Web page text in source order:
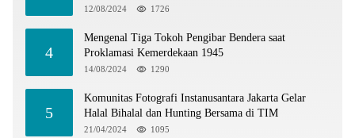
12/08/2024 1726
4
Mengenal Tiga Tokoh Pengibar Bendera saat
Proklamasi Kemerdekaan 1945
14/08/2024 1290
5
Komunitas Fotografi Instanusantara Jakarta Gelar
Halal Bihalal dan Hunting Bersama di TIM
21/04/2024 1095